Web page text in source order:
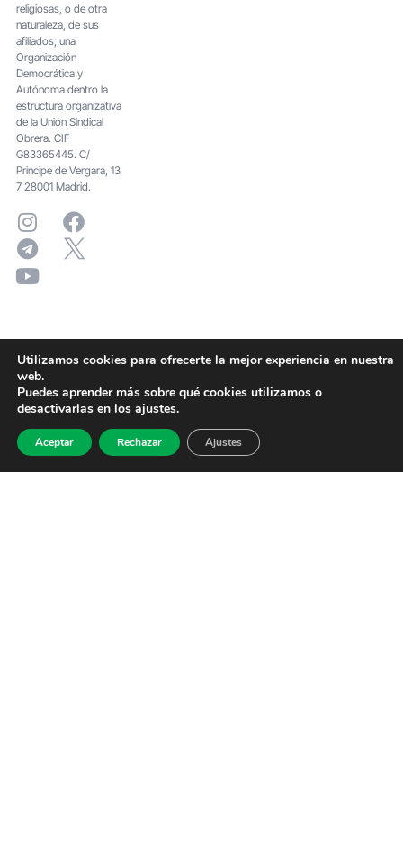
religiosas, o de otra
naturaleza, de sus
afiliados; una
Organización
Democrática y
Autónoma dentro la
estructura organizativa
de la Unión Sindical
Obrera. CIF
G83365445. C/
Principe de Vergara, 13
7 28001 Madrid.
Utilizamos cookies para ofrecerte la mejor experiencia en nuestra
web.
Puedes aprender más sobre qué cookies utilizamos o
desactivarlas en los ajustes.
Aceptar Rechazar Ajustes